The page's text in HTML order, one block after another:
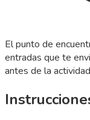
El punto de
entradas que te
antes de la